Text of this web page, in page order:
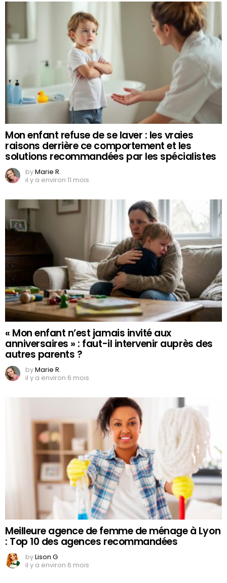
Mon enfant refuse de se laver : les vraies
raisons derrière ce comportement et les
solutions recommandées par les spécialistes
byMarie R.
il y a environ 11 mois
« Mon enfant n’est jamais invité aux
anniversaires » : faut-il intervenir auprès des
autres parents ?
byMarie R.
il y a environ 6 mois
Meilleure agence de femme de ménage à Lyon
: Top 10 des agences recommandées
byLison G
il y a environ 6 mois